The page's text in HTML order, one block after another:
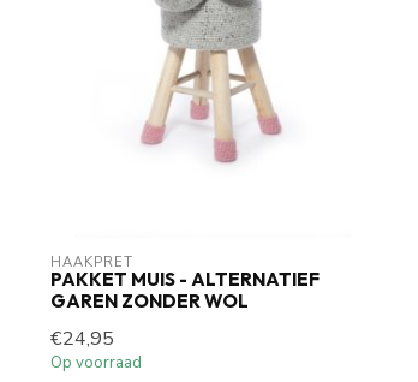
HAAKPRET
PAKKET MUIS - ALTERNATIEF
GAREN ZONDER WOL
€24,95
Op voorraad